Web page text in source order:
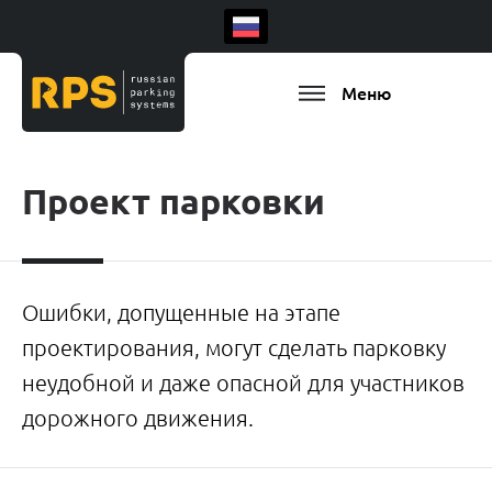
Меню
Проект парковки
Ошибки, допущенные на этапе
проектирования, могут сделать парковку
неудобной и даже опасной для участников
дорожного движения.